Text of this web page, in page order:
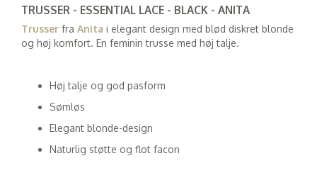
TRUSSER - ESSENTIAL LACE - BLACK - ANITA
Trusser fra Anita i elegant design med blød diskret blonde
og høj komfort. En feminin trusse med høj talje.
Høj talje og god pasform
Sømløs
Elegant blonde-design
Naturlig støtte og flot facon